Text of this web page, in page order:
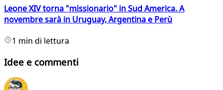
Leone XIV torna "missionario" in Sud America. A
novembre sarà in Uruguay, Argentina e Perù
1 min di lettura
Idee e commenti